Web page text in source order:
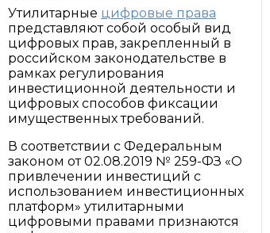
Утилитарные цифровые права
представляют собой особый вид
цифровых прав, закрепленный в
российском законодательстве в
рамках регулирования
инвестиционной деятельности и
цифровых способов фиксации
имущественных требований.
В соответствии с Федеральным
законом от 02.08.2019 № 259-ФЗ «О
привлечении инвестиций с
использованием инвестиционных
платформ» утилитарными
цифровыми правами признаются